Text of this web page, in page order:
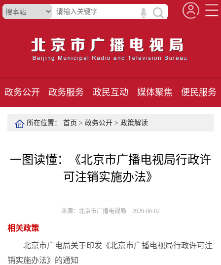
政务公开 政务服务 政民互动 媒体聚焦 便民服务
所在位置： 首页 > 政务公开 > 政策解读
一图读懂：《北京市广播电视局行政许
可注销实施办法》
来源：北京市广播电视局 2026-06-02
相关政策
北京市广电局关于印发《北京市广播电视局行政许可注
销实施办法》的通知